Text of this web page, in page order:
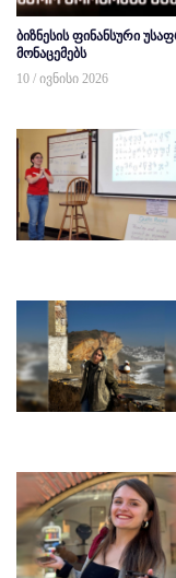
ბიზნესის ფინანსური
მონაცემებს
10 / ივნისი 2026